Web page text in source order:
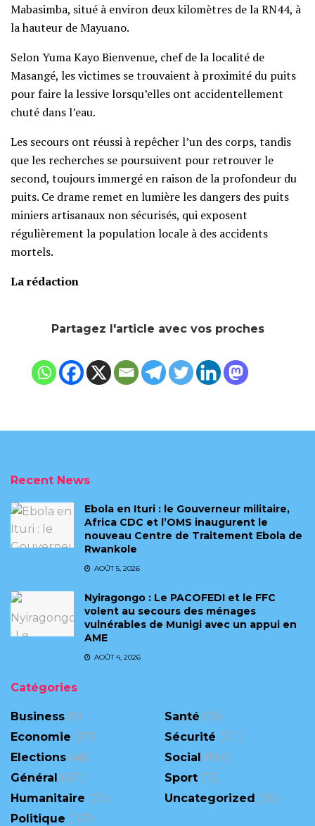
Mabasimba, situé à environ deux kilomètres de la RN44, à
la hauteur de Mayuano.
Selon Yuma Kayo Bienvenue, chef de la localité de
Masangé, les victimes se trouvaient à proximité du puits
pour faire la lessive lorsqu’elles ont accidentellement
chuté dans l’eau.
Les secours ont réussi à repêcher l’un des corps, tandis
que les recherches se poursuivent pour retrouver le
second, toujours immergé en raison de la profondeur du
puits. Ce drame remet en lumière les dangers des puits
miniers artisanaux non sécurisés, qui exposent
régulièrement la population locale à des accidents
mortels.
La rédaction
Partagez l'article avec vos proches
Recent News
Ebola en Ituri : le Gouverneur militaire,
Africa CDC et l’OMS inaugurent le
nouveau Centre de Traitement Ebola de
Rwankole
AOÛT 5, 2026
‎Nyiragongo : Le PACOFEDI et le FFC
volent au secours des ménages
vulnérables de Munigi avec un appui en
AME‎‎
AOÛT 4, 2026
Catégories
Business (9)
Economie (87)
Elections (48)
Général (471)
Humanitaire (75)
Politique (167)
Santé (71)
Sécurité (311)
Social (104)
Sport (13)
Uncategorized (95)